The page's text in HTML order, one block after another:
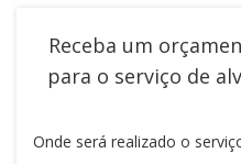
Receba um
para o serviço de
Onde será realizado o